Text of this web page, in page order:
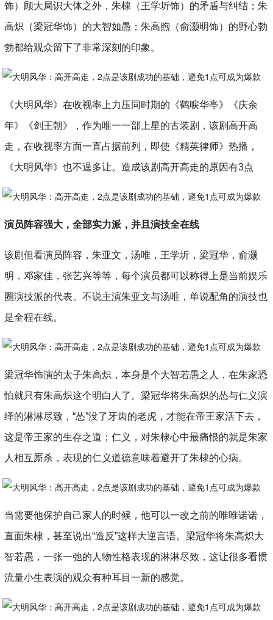
饰）顾大局识大体之外，朱棣（王学圻饰）的矛盾与纠结；朱
高炽（梁冠华饰）的大智如愚；朱高煦（俞灏明饰）的野心勃
勃都给观众留下了非常深刻的印象。
《大明风华》在收视率上力压同时期的《鹤唳华亭》《庆余
年》《剑王朝》，作为唯一一部上星的古装剧，该剧高开高
走，在收视率方面一直占据前列，即使《精英律师》热播，
《大明风华》也不逞多让。造成该剧高开高走的原因有3点
演员阵容强大，全部实力派，并且演技全在线
该剧但看演员阵容，朱亚文，汤唯，王学圻，梁冠华，俞灏
明，邓家佳，张艺兴等等，每个演员都可以称得上是当前娱乐
圈演技派的代表。不说主演朱亚文与汤唯，单说配角的演技也
是全程在线。
梁冠华饰演的太子朱高炽，本身是个大智若愚之人，在朱家恐
怕就只有朱高炽这个明白人了。梁冠华将朱高炽的怂与仁义演
绎的淋淋尽致，“怂”没了牙齿的老虎，才能在帝王家活下去，
这是帝王家的生存之道；仁义，对朱棣心中最痛恨的就是朱家
人相互厮杀，表现的仁义道德意味着避开了朱棣的心病。
当需要他保护自己家人的时候，他可以一改之前的唯唯诺诺，
直面朱棣，甚至说出“造反”这样大逆言语。梁冠华将朱高炽大
智若愚，一张一弛的人物性格表现的淋淋尽致，这让很多看惯
流量小生表演的观众有种耳目一新的感觉。